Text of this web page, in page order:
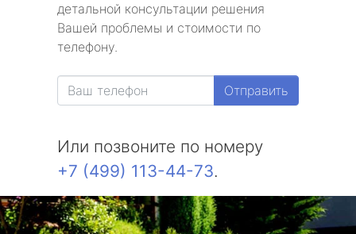
детальной консультации решения
Вашей проблемы и стоимости по
телефону.
Отправить
Или позвоните по номеру
+7 (499) 113-44-73.